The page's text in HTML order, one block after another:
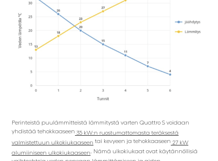
Perinteistä puulämmitteistä lämmitystä varten Quattro S voidaan
yhdistää tehokkaaseen 35 kW:n ruostumattomasta teräksestä
valmistettuun ulkokiukaaseen tai kevyeen ja tehokkaaseen 27 kW
alumiiniseen ulkokiukaaseen . Nämä ulkokiukaat ovat käytännöllisiä